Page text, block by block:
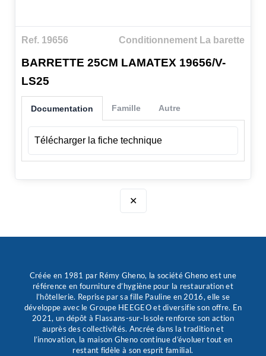
Ref. 19656 Conditionnement La barette
BARRETTE 25CM LAMATEX 19656/V-
LS25
Documentation
Télécharger la fiche technique
Famille Autre
✕
Créée en 1981 par Rémy Gheno, la société Gheno est une
référence en fourniture d’hygiène pour la restauration et
l’hôtellerie. Reprise par sa fille Pauline en 2016, elle se
développe avec le Groupe HEEGEO et diversifie son offre. En
2021, un dépôt à Flassans-sur-Issole renforce son action
auprès des collectivités. Ancrée dans la tradition et
l’innovation, la maison Gheno continue d’évoluer tout en
restant fidèle à son esprit familial.